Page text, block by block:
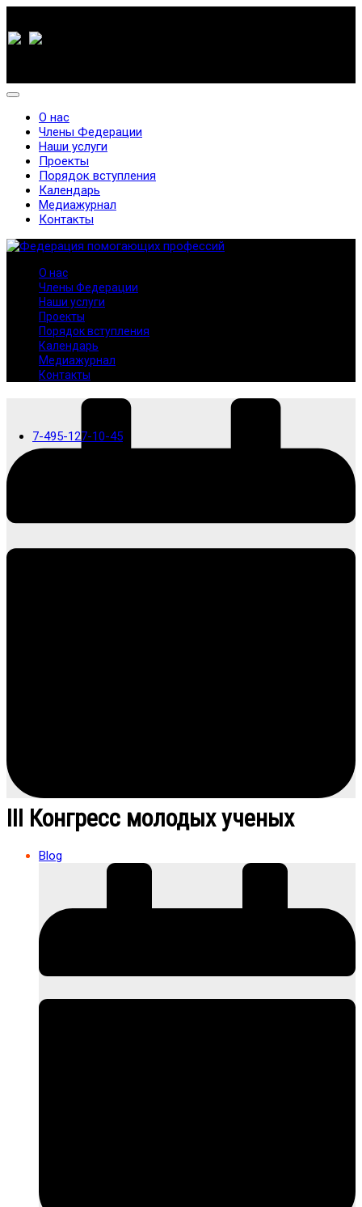
7-495-127-10-45
О нас
Члены Федерации
Наши услуги
Проекты
Порядок вступления
Календарь
Медиажурнал
Контакты
О нас
Члены Федерации
Наши услуги
Проекты
Порядок вступления
Календарь
Медиажурнал
Контакты
III Конгресс молодых ученых
Blog